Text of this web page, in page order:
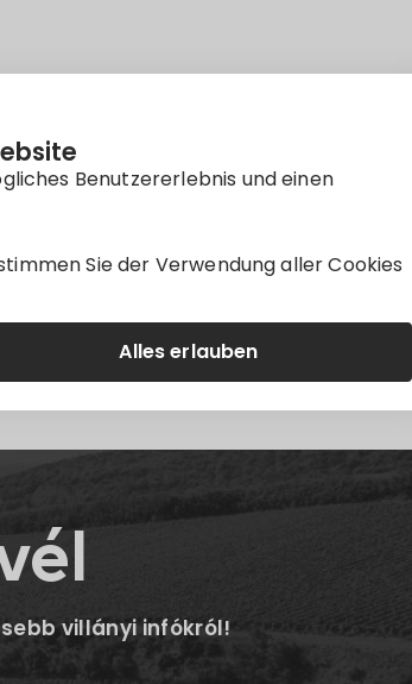
Benutzererlebnis und einen
Sie der Verwendung aller Cookies
Alles erlauben
villányi infókról!